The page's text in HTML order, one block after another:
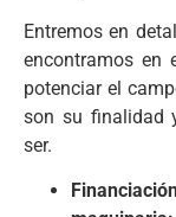
Entremos en
encontramos en
potenciar el
son su finalidad
ser.